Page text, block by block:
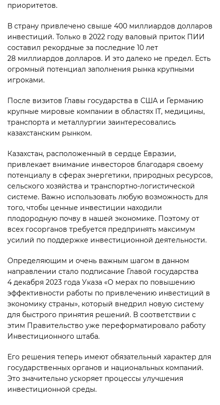
приоритетов.
В страну привлечено свыше 400 миллиардов долларов
инвестиций. Только в 2022 году валовый приток ПИИ
составил рекордные за последние 10 лет
28 миллиардов долларов. И это далеко не предел. Есть
огромный потенциал заполнения рынка крупными
игроками.
После визитов Главы государства в США и Германию
крупные мировые компании в областях IT, медицины,
транспорта и металлургии заинтересовались
казахстанским рынком.
Казахстан, расположенный в сердце Евразии,
привлекает внимание инвесторов благодаря своему
потенциалу в сферах энергетики, природных ресурсов,
сельского хозяйства и транспортно-логистической
системе. Важно использовать любую возможность для
того, чтобы ценные инвестиции находили
плодородную почву в нашей экономике. Поэтому от
всех госорганов требуется предпринять максимум
усилий по поддержке инвестиционной деятельности.
Определяющим и очень важным шагом в данном
направлении стало подписание Главой государства
4 декабря 2023 года Указа «О мерах по повышению
эффективности работы по привлечению инвестиций в
экономику страны», который внедрил новую систему
для быстрого принятия решений. В соответствии с
этим Правительство уже переформатировало работу
Инвестиционного штаба.
Его решения теперь имеют обязательный характер для
государственных органов и национальных компаний.
Это значительно ускоряет процессы улучшения
инвестиционной среды.